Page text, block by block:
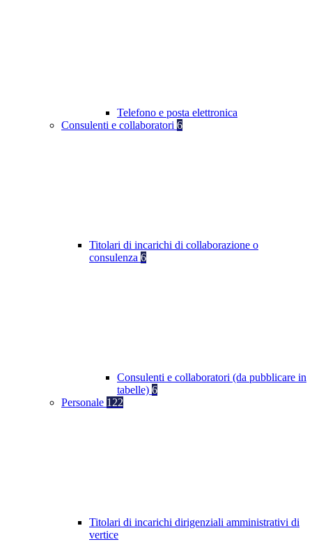
Telefono e posta elettronica
Consulenti e collaboratori 6
Titolari di incarichi di collaborazione o
consulenza 6
Consulenti e collaboratori (da pubblicare in
tabelle) 6
Personale 122
Titolari di incarichi dirigenziali amministrativi di
vertice